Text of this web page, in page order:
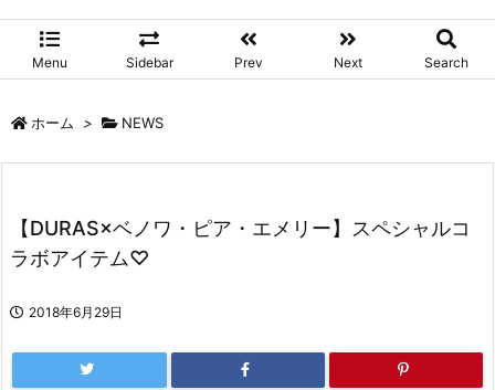
Menu Sidebar Prev Next Search
ホーム > NEWS
【DURAS×ベノワ・ピア・エメリー】スペシャルコ
ラボアイテム♡
2018年6月29日